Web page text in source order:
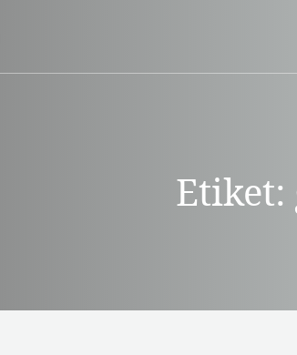
Etiket: